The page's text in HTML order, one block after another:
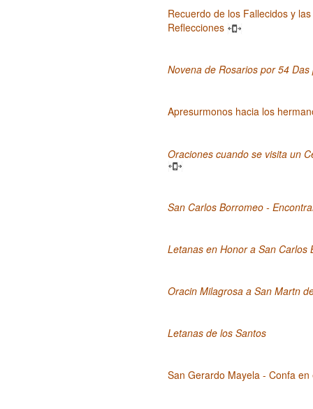
Recuerdo de los Fallecidos y
Reflecciones
Novena de Rosarios por 54
Apresurmonos hacia los
Oraciones cuando se visita un
San Carlos Borromeo -
Letanas en Honor a San Carlos
Oracin Milagrosa a San Martn
Letanas de los Santos
San Gerardo Mayela - Confa